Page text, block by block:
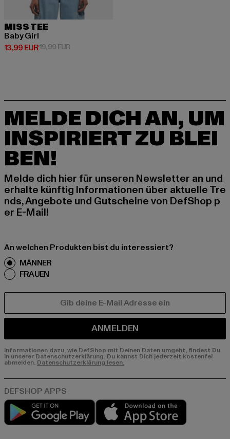
MISS TEE
Baby Girl
13,99 EUR
Derzeitiger Preis: 13,99 EUR
19,99 EURAktionspreis: 19,99 EUR
MELDE DICH AN, UM
INSPIRIERT ZU BLEI
BEN!
Melde dich hier für unseren Newsletter an und
erhalte künftig Informationen über aktuelle Tre
nds, Angebote und Gutscheine von DefShop p
er E-Mail!
An welchen Produkten bist du interessiert?
MÄNNER
FRAUEN
ANMELDEN
Informationen dazu, wie DefShop mit Deinen Daten umgeht, findest Du
in unserer Datenschutzerklärung. Du kannst Dich jederzeit kostenfei
abmelden.Datenschutzerklärung lesen.
Play market